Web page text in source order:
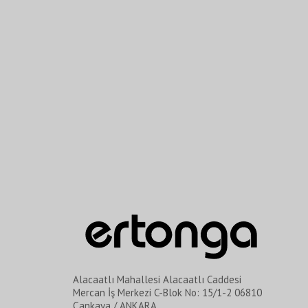
Alacaatlı Mahallesi Alacaatlı Caddesi
Mercan İş Merkezi C-Blok No: 15/1-2 06810